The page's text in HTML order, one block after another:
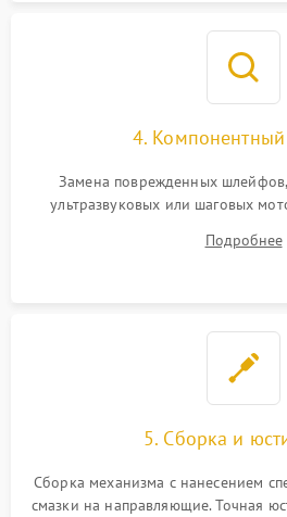
4.
Замена поврежденных
ультразвуковых или шаговых
геометрии направляющих при
неисправного блока диафрагмы,
Подробнее
5. Сборка и
Сборка механизма с нанесением
смазки на направляющие. Точная